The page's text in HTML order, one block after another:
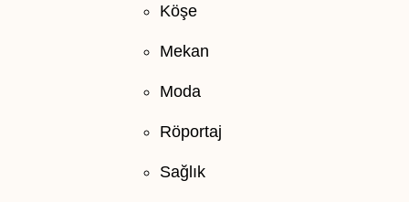
Köşe
Mekan
Moda
Röportaj
Sağlık